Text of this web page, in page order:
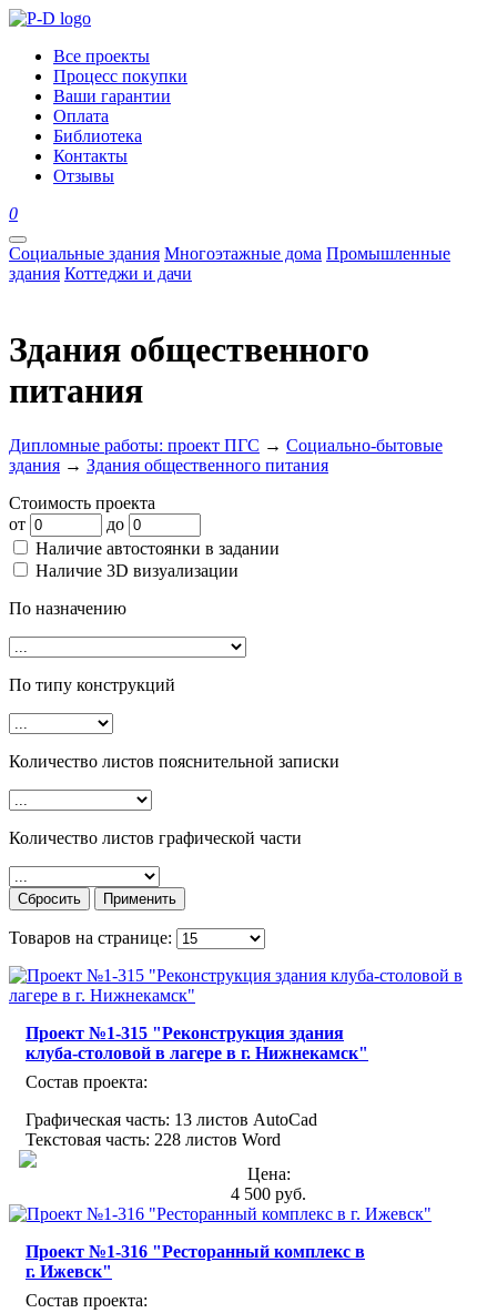
Все проекты
Процесс покупки
Ваши гарантии
Оплата
Библиотека
Контакты
Отзывы
0
Социальные здания Многоэтажные дома Промышленные
здания Коттеджи и дачи
Здания общественного
питания
Дипломные работы: проект ПГС → Социально-бытовые
здания → Здания общественного питания
Стоимость проекта
от
до
Наличие автостоянки в задании
Наличие 3D визуализации
По назначению
По типу конструкций
Количество листов пояснительной записки
Количество листов графической части
Товаров на странице:
Проект №1-315 "Реконструкция здания
клуба-столовой в лагере в г. Нижнекамск"
Состав проекта:
Графическая часть: 13 листов AutoCad
Текстовая часть: 228 листов Word
Цена:
4 500 руб.
Проект №1-316 "Ресторанный комплекс в
г. Ижевск"
Состав проекта: